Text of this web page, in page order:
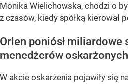
Monika Wielichowska, chodzi o
z czasów, kiedy spółką kierował
Orlen poniósł miliardowe
menedżerów oskarżonych
W akcie oskarżenia pojawiły się